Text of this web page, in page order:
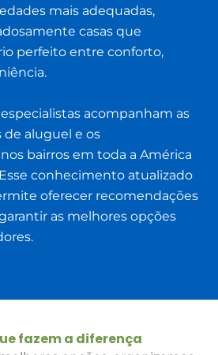
mais adequadas,
casas que
perfeito entre conforto,
acompanham as
aluguel e os
bairros em toda a América
conhecimento atualizado
oferecer recomendações
as melhores opções
fazem a diferença